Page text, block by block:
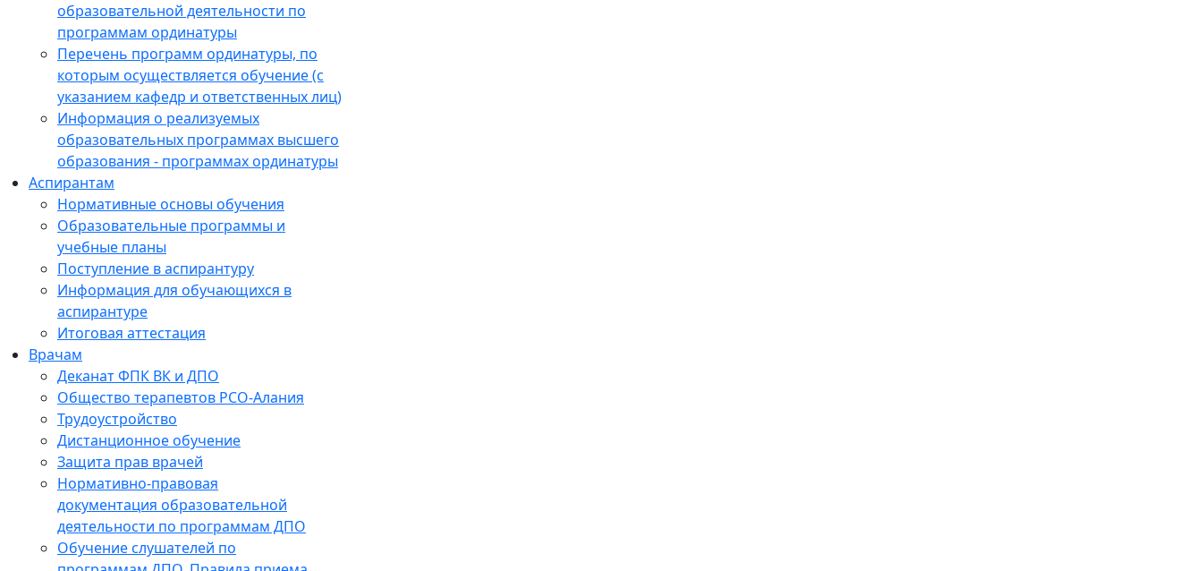
образовательной деятельности по
программам ординатуры
Перечень программ ординатуры, по
которым осуществляется обучение (с
указанием кафедр и ответственных лиц)
Информация о реализуемых
образовательных программах высшего
образования - программах ординатуры
Аспирантам
Нормативные основы обучения
Образовательные программы и
учебные планы
Поступление в аспирантуру
Информация для обучающихся в
аспирантуре
Итоговая аттестация
Врачам
Деканат ФПК ВК и ДПО
Общество терапевтов РСО-Алания
Трудоустройство
Дистанционное обучение
Защита прав врачей
Нормативно-правовая
документация образовательной
деятельности по программам ДПО
Обучение слушателей по